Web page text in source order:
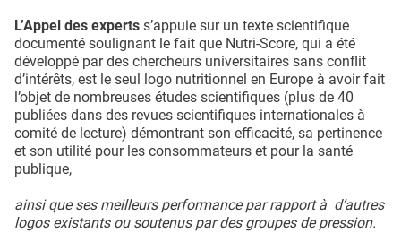
L’Appel des experts s’appuie sur un texte scientifique
documenté soulignant le fait que Nutri-Score, qui a été
développé par des chercheurs universitaires sans conflit
d’intérêts, est le seul logo nutritionnel en Europe à avoir fait
l’objet de nombreuses études scientifiques (plus de 40
publiées dans des revues scientifiques internationales à
comité de lecture) démontrant son efficacité, sa pertinence
et son utilité pour les consommateurs et pour la santé
publique,
ainsi que ses meilleurs performance par rapport à d’autres
logos existants ou soutenus par des groupes de pression.